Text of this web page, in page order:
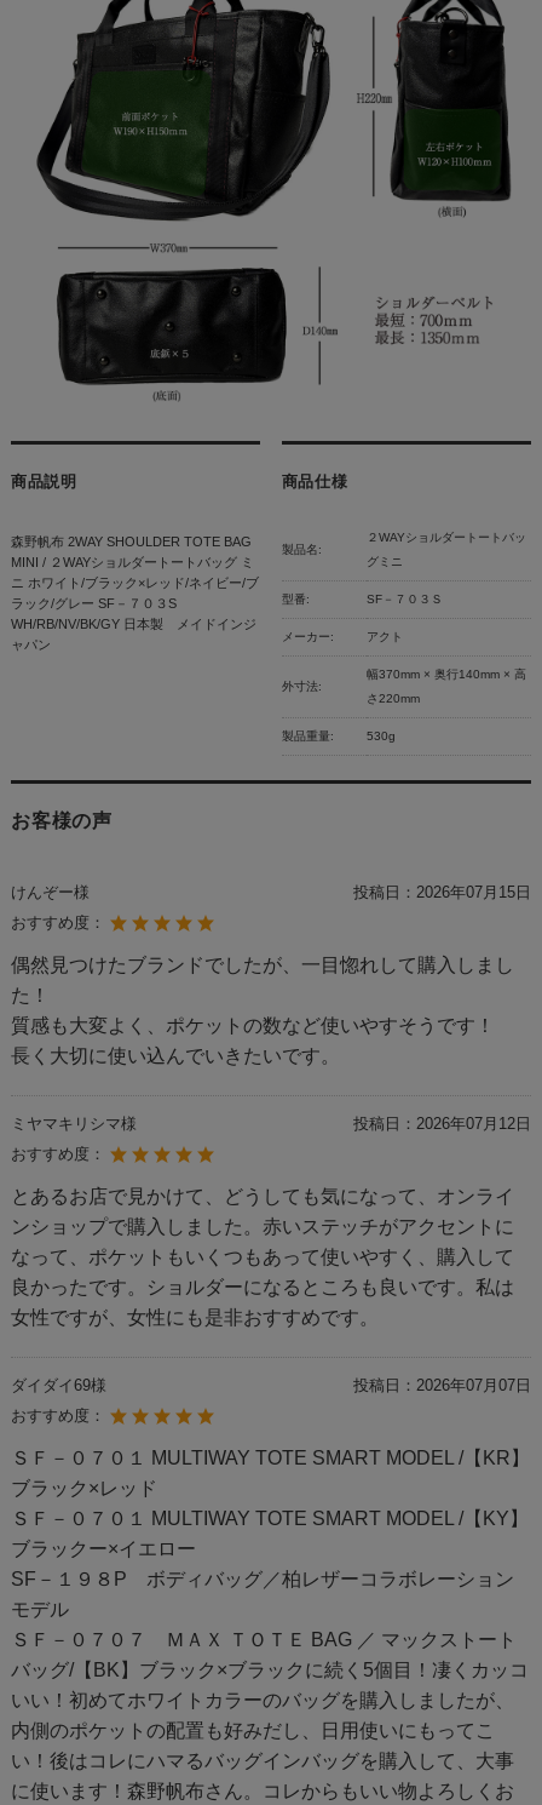
商品説明
森野帆布 2WAY SHOULDER TOTE BAG
MINI / ２WAYショルダートートバッグ ミ
ニ ホワイト/ブラック×レッド/ネイビー/ブ
ラック/グレー SF－７０３S
WH/RB/NV/BK/GY 日本製 メイドインジ
ャパン
商品仕様
製品名:
２WAYショルダートートバッ
グミニ
型番: SF－７０３Ｓ
メーカー: アクト
外寸法:
幅370mm × 奥行140mm × 高
さ220mm
製品重量: 530g
お客様の声
けんぞー様 投稿日： 2026年07月15日
おすすめ度：
偶然見つけたブランドでしたが、一目惚れして購入しまし
た！
質感も大変よく、ポケットの数など使いやすそうです！
長く大切に使い込んでいきたいです。
ミヤマキリシマ様 投稿日： 2026年07月12日
おすすめ度：
とあるお店で見かけて、どうしても気になって、オンライ
ンショップで購入しました。赤いステッチがアクセントに
なって、ポケットもいくつもあって使いやすく、購入して
良かったです。ショルダーになるところも良いです。私は
女性ですが、女性にも是非おすすめです。
ダイダイ69様 投稿日： 2026年07月07日
おすすめ度：
ＳＦ－０７０１ MULTIWAY TOTE SMART MODEL /【KR】
ブラック×レッド
ＳＦ－０７０１ MULTIWAY TOTE SMART MODEL /【KY】
ブラックー×イエロー
SF－１９８P ボディバッグ／柏レザーコラボレーション
モデル
ＳＦ－０７０７ ＭＡＸ ＴＯＴＥ BAG ／ マックストート
バッグ/【BK】ブラック×ブラックに続く5個目！凄くカッコ
いい！初めてホワイトカラーのバッグを購入しましたが、
内側のポケットの配置も好みだし、日用使いにもってこ
い！後はコレにハマるバッグインバッグを購入して、大事
に使います！森野帆布さん。コレからもいい物よろしくお